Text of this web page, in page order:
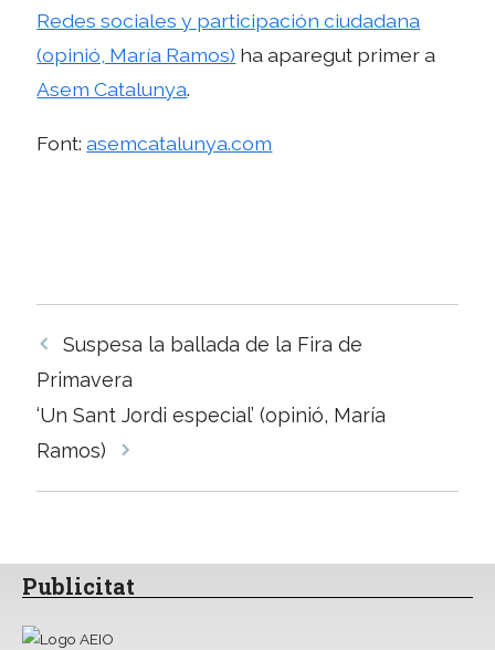
Redes sociales y participación ciudadana
(opinió, María Ramos) ha aparegut primer a
Asem Catalunya.
Font:asemcatalunya.com
Navegació
per
Suspesa la ballada de la Fira de
Primavera
‘Un Sant Jordi especial’ (opinió, María
Ramos)
Publicitat